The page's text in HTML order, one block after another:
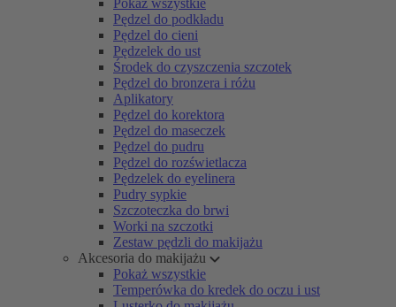
Pokaż wszystkie
Pędzel do podkładu
Pędzel do cieni
Pędzelek do ust
Środek do czyszczenia szczotek
Pędzel do bronzera i różu
Aplikatory
Pędzel do korektora
Pędzel do maseczek
Pędzel do pudru
Pędzel do rozświetlacza
Pędzelek do eyelinera
Pudry sypkie
Szczoteczka do brwi
Worki na szczotki
Zestaw pędzli do makijażu
Akcesoria do makijażu
Pokaż wszystkie
Temperówka do kredek do oczu i ust